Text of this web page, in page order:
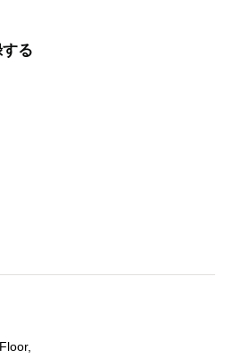
る